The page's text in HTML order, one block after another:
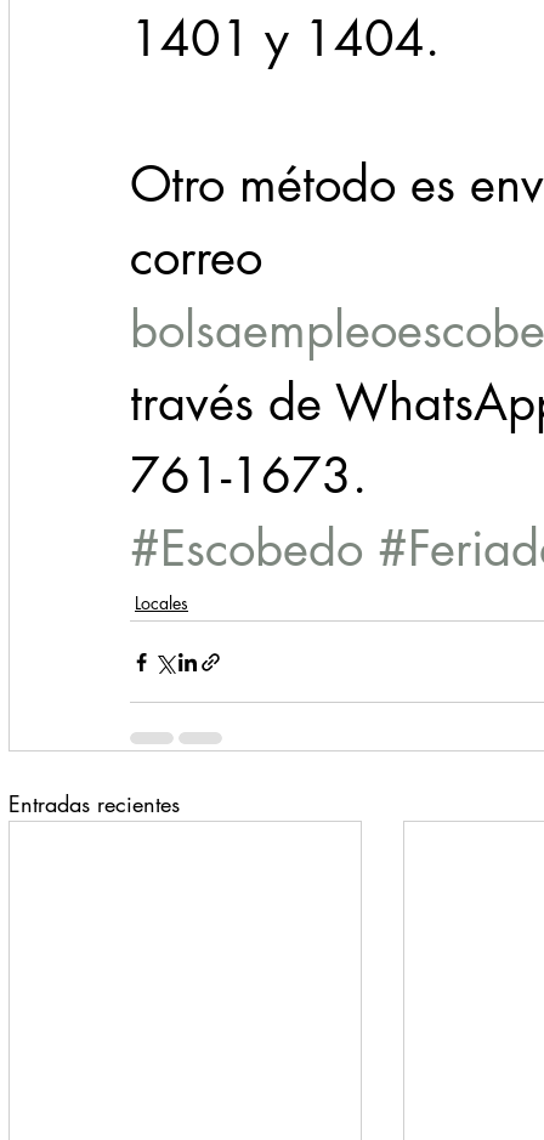
1401 y 1404.
Otro método es
correo
través de
761-1673.
#Escobedo
Locales
Entradas recientes